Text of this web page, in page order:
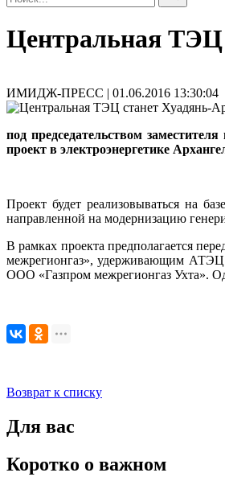
Центральная ТЭЦ
ИМИДЖ-ПРЕСС | 01.06.2016 13:30:04
под председательством
проект в электроэнергетике
Проект будет реализовываться на
направленной на модернизацию
В рамках проекта предполагается
межрегионгаз», удерживающим АТЭЦ
ООО «Газпром межрегионгаз Ухта».
Возврат к списку
Для вас
Коротко о важном